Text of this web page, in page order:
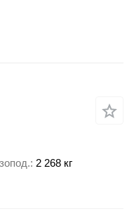
2 268 кг